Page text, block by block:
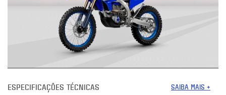
ESPECIFICAÇÕES TÉCNICAS SAIBA MAIS +